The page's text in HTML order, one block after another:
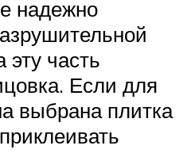
надежно
часть
Если для
выбрана плитка